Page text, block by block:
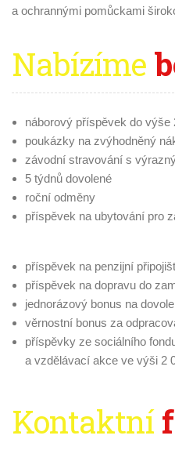
a ochrannými pomůckami
Nabízíme
náborový příspěvek do výše
poukázky na zvýhodněný
závodní stravování s
5 týdnů dovolené
roční odměny
příspěvek na ubytování pro
příspěvek na penzijní
příspěvek na dopravu do
jednorázový bonus na
věrnostní bonus za
příspěvky ze sociálního
a vzdělávací akce ve výši 2
Kontaktní